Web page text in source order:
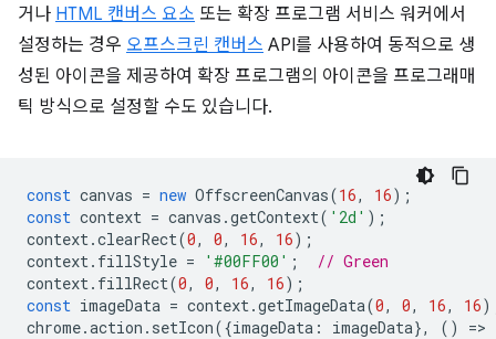
거나 HTML 캔버스 요소 또는 확장 프로그램 서비스 워커에서
설정하는 경우 오프스크린 캔버스 API를 사용하여 동적으로 생
성된 아이콘을 제공하여 확장 프로그램의 아이콘을 프로그래매
틱 방식으로 설정할 수도 있습니다.
const canvas = new OffscreenCanvas(16, 16);
const context = canvas .getContext( '2d' );
context.clearRect(0, 0, 16, 16);
context. fillStyle = '#00FF00' ;
// Green
context. fillRect(0, 0, 16, 16);
const imageData = context.getImageData(0, 0, 16, 16
chrome.action . setIcon({imageData : imageData}, () =>